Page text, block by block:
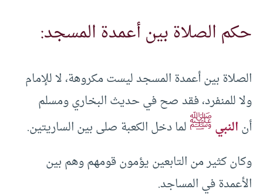
حكم الصلاة بين أعمدة المسجد:
الصلاة بين أعمدة المسجد ليست مكروهة، لا للإمام
ولا للمنفرد، فقد صح في حديث البخاري ومسلم
أنالنبيﷺلما دخل الكعبة صلى بين الساريتين.
وكان كثير من التابعين يؤمون قومهم وهم بين
الأعمدة في المساجد.